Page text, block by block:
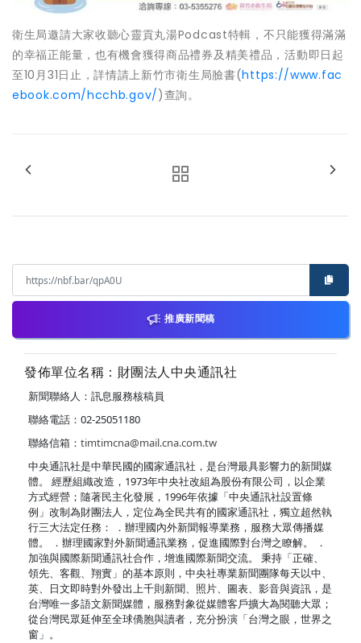
衛生局邀請大家收聽心靈貢丸湯Podcast特輯，不只能獲得滿滿
的幸福正能量，也有機會獲得商品禮券及精美禮品，活動即日起
至10月31日止，詳情請上新竹市衛生局臉書(https://www.fac
ebook.com/hcchb.gov/)查詢。
推廣新聞稿
發佈單位名稱：財團法人中央通訊社
新聞聯絡人：訊息服務核稿員
聯絡電話：02-25051180
聯絡信箱： timtimcna@mail.cna.com.tw
中央通訊社是中華民國的國家通訊社，是台灣最具影響力的新聞媒
體。 經歷組織改造，1973年中央社改組為股份有限公司，以企業
方式經營；隨著民主化發展，1996年依據「中央通訊社設置條
例」改制為財團法人，定位為全民共有的國家通訊社，獨立超然執
行三大法定任務： ．辦理國內外新聞報導業務，服務大眾傳播媒
體。 ．辦理國家對外新聞通訊業務，促進國際對台灣之瞭解。 ．
加強與國際新聞通訊社合作，增進國際新聞交流。 秉持「正確、
領先、客觀、翔實」的基本原則，中央社專業新聞團隊每天以中、
英、日文即時對外發出上千則新聞、照片、圖表、影音與資訊，是
台灣唯一多語文新聞媒體，服務對象從媒體客戶擴大為閱聽大眾；
從台灣民眾延伸至全球僑胞與讀者，充分扮演「台灣之眼，世界之
窗」。